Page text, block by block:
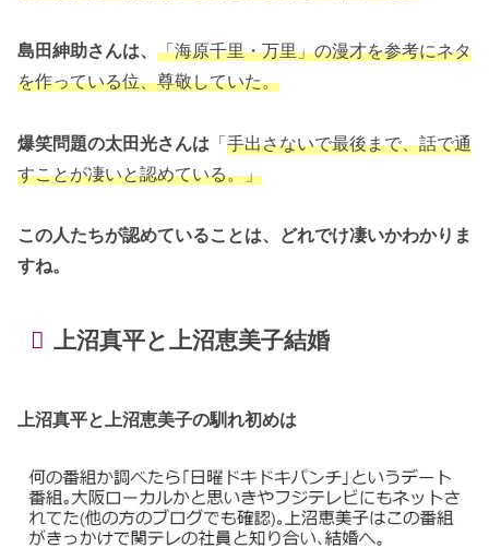
島田紳助さんは、 「海原千里・万里」の漫才を参考にネタ
を作っている位、尊敬していた。
爆笑問題の太田光さんは 「手出さないで最後まで、話で通
すことが凄いと認めている。」
この人たちが認めていることは、どれでけ凄いかわかりま
すね。
上沼真平と上沼恵美子結婚
上沼真平と上沼恵美子の馴れ初めは